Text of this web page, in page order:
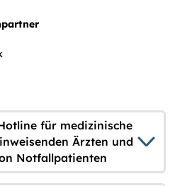
für medizinische
Ärzten und
Notfallpatienten